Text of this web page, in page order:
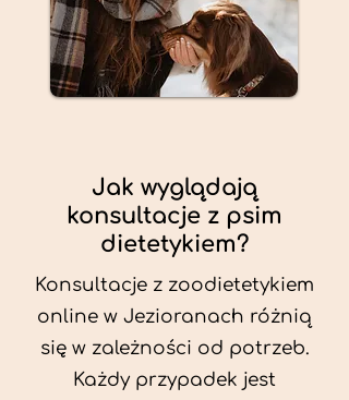
Jak wyglądają
konsultacje z psim
dietetykiem?
Konsultacje z zoodietetykiem
online w Jezioranach różnią
się w zależności od potrzeb.
Każdy przypadek jest